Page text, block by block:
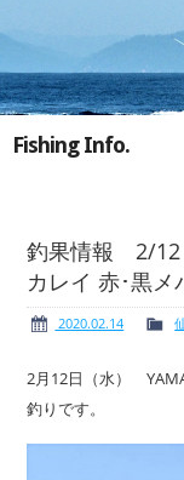
特選情報
ボート免許
Fishing Info.
釣果情報 2/12
カレイ 赤･黒
2020.02.14
2月12日（水）
釣りです。